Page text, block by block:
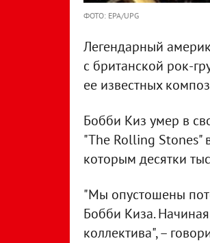
ФОТО: EPA/UPG
Легендарный
с британской рок-
ее известных
Бобби Киз умер в
"The Rolling Stones"
которым десятки
"Мы опустошены
Бобби Киза.
коллектива", –